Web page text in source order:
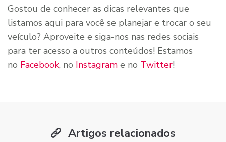
Gostou de conhecer as dicas relevantes que
listamos aqui para você se planejar e trocar o seu
veículo? Aproveite e siga-nos nas redes sociais
para ter acesso a outros conteúdos! Estamos
no Facebook, no Instagram e no Twitter!
Artigos relacionados